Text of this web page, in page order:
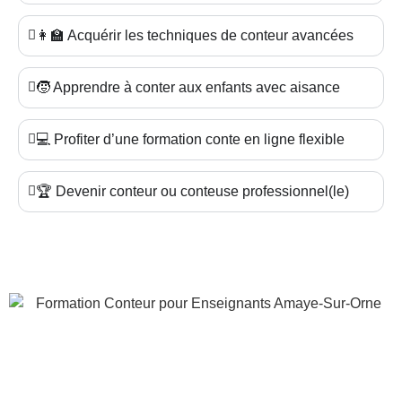
👩‍🏫 Acquérir les techniques de conteur avancées
🧒 Apprendre à conter aux enfants avec aisance
💻 Profiter d’une formation conte en ligne flexible
🏆 Devenir conteur ou conteuse professionnel(le)